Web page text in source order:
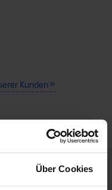
Über Cookies
Kunden
KI-generiert